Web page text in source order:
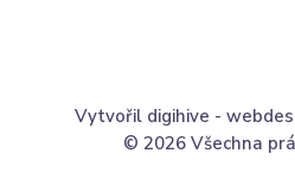
© 2026 Všechna
Vytvořil digihive -